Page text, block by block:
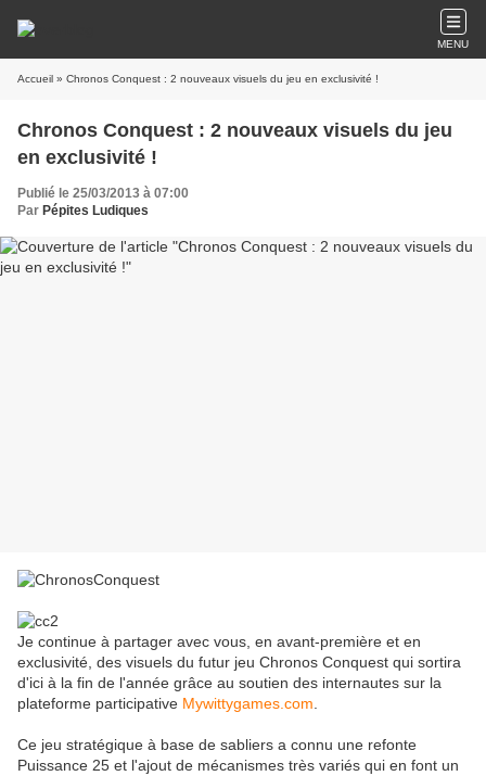
MENU
Accueil » Chronos Conquest : 2 nouveaux visuels du jeu en exclusivité !
Chronos Conquest : 2 nouveaux visuels du jeu
en exclusivité !
Publié le 25/03/2013 à 07:00
Par Pépites Ludiques
Je continue à partager avec vous, en avant-première et en
exclusivité, des visuels du futur jeu Chronos Conquest qui sortira
d'ici à la fin de l'année grâce au soutien des internautes sur la
plateforme participative Mywittygames.com
Ce jeu stratégique à base de sabliers a connu une refonte
Puissance 25 et l'ajout de mécanismes très variés qui en font un